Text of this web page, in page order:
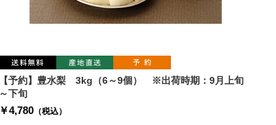
【予約】豊水梨 3kg（6～9個） ※出荷時期：9月上旬
～下旬
￥4,780 （税込）